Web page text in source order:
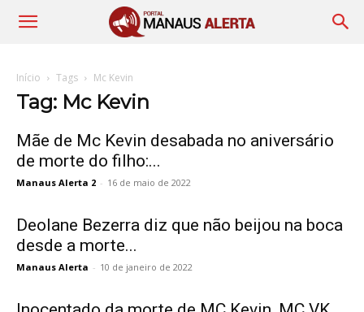
Início Tags Mc Kevin
Tag: Mc Kevin
Mãe de Mc Kevin desabada no aniversário
de morte do filho:...
Manaus Alerta 2 - 16 de maio de 2022
Deolane Bezerra diz que não beijou na boca
desde a morte...
Manaus Alerta - 10 de janeiro de 2022